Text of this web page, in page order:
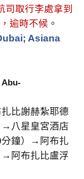
司取行李處拿到
逾時不候 。
Asiana
比謝赫紮耶德
→八星皇宮酒店
分鐘）→阿布扎
→阿布扎比盧浮